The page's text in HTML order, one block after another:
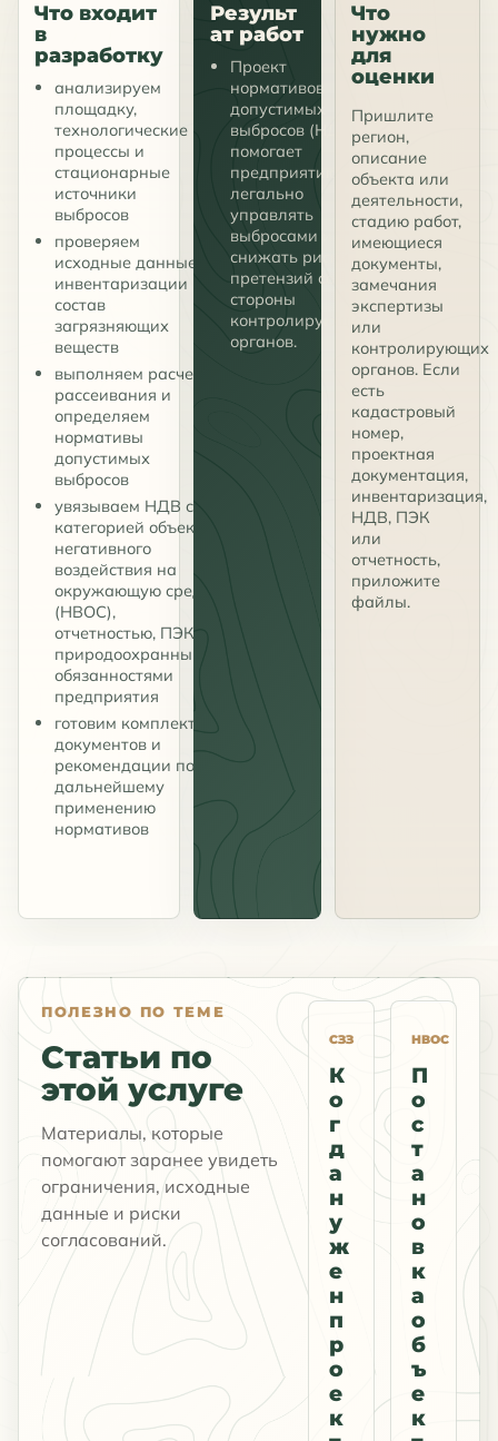
Что входит
в
разработку
анализируем
площадку,
технологические
процессы и
стационарные
источники
выбросов
проверяем
исходные данные
инвентаризации и
состав
загрязняющих
веществ
выполняем расчеты
рассеивания и
определяем
нормативы
допустимых
выбросов
увязываем НДВ с
категорией объекта
негативного
воздействия на
окружающую среду
(НВОС),
отчетностью, ПЭК и
природоохранными
обязанностями
предприятия
готовим комплект
документов и
рекомендации по
дальнейшему
применению
нормативов
Результ
ат работ
Проект
нормативов
допустимых
выбросов (НДВ)
помогает
предприятию
легально
управлять
выбросами и
снижать риски
претензий со
стороны
контролирующих
органов.
Что
нужно
для
оценки
Пришлите
регион,
описание
объекта или
деятельности,
стадию работ,
имеющиеся
документы,
замечания
экспертизы
или
контролирующих
органов. Если
есть
кадастровый
номер,
проектная
документация,
инвентаризация,
НДВ, ПЭК
или
отчетность,
приложите
файлы.
ПОЛЕЗНО ПО ТЕМЕ
Статьи по
этой услуге
Материалы, которые
помогают заранее увидеть
ограничения, исходные
данные и риски
согласований.
СЗЗ
К
о
г
д
а
н
у
ж
е
н
п
р
о
е
к
НВОС
П
о
с
т
а
н
о
в
к
а
о
б
ъ
е
к